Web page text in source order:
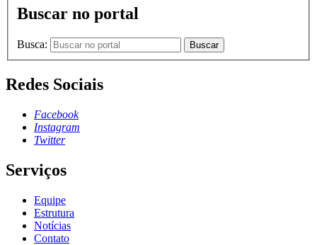
Buscar no portal
Busca: Buscar
Redes Sociais
Facebook
Instagram
Twitter
Serviços
Equipe
Estrutura
Notícias
Contato